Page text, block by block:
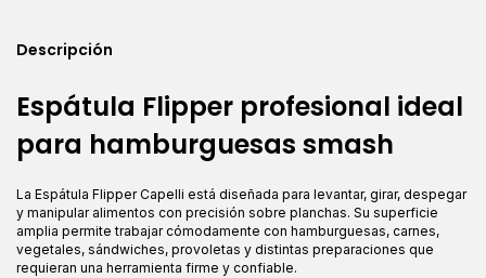
Descripción
Espátula Flipper profesional ideal
para hamburguesas smash
La Espátula Flipper Capelli está diseñada para levantar, girar, despegar
y manipular alimentos con precisión sobre planchas. Su superficie
amplia permite trabajar cómodamente con hamburguesas, carnes,
vegetales, sándwiches, provoletas y distintas preparaciones que
requieran una herramienta firme y confiable.